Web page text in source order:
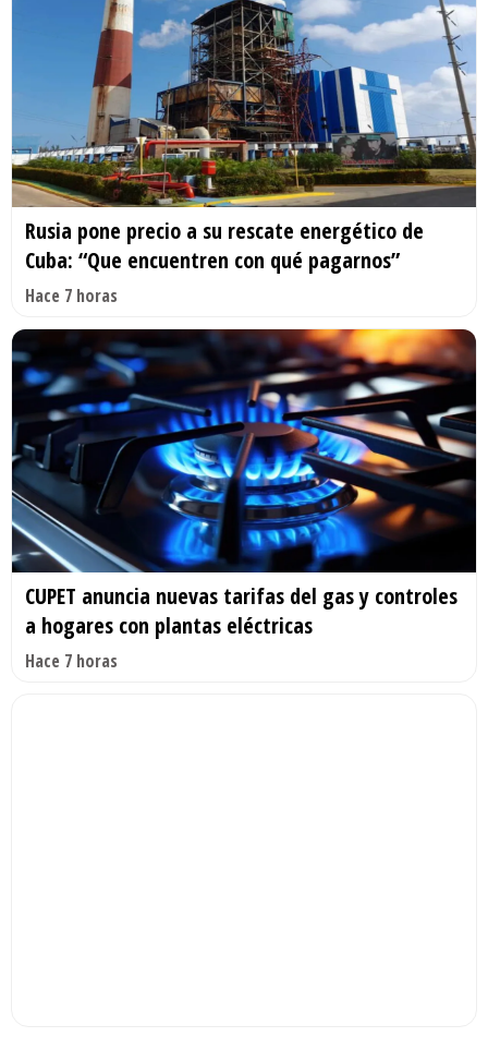
Rusia pone precio a su rescate energético de
Cuba: “Que encuentren con qué pagarnos”
Hace 7 horas
CUPET anuncia nuevas tarifas del gas y controles
a hogares con plantas eléctricas
Hace 7 horas